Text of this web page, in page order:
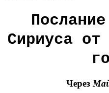
Сириуса
Через